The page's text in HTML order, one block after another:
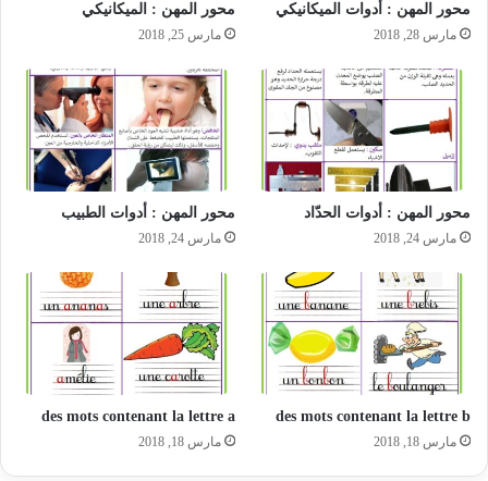
محور المهن : أدوات الميكانيكي
مارس 28, 2018
محور المهن : الميكانيكي
مارس 25, 2018
محور المهن : أدوات الحدّاد
مارس 24, 2018
محور المهن : أدوات الطبيب
مارس 24, 2018
des mots contenant la lettre b
مارس 18, 2018
des mots contenant la lettre a
مارس 18, 2018